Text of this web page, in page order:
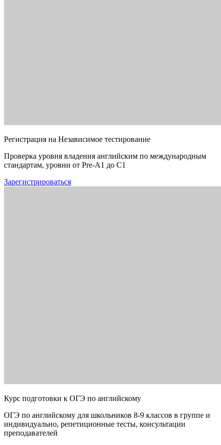
Регистрация на Независимое тестирование
Проверка уровня владения английским по международным
стандартам, уровни от Pre-A1 до C1
Зарегистрироваться
Курс подготовки к ОГЭ по английскому
ОГЭ по английскому для школьников 8-9 классов в группе и
индивидуально, репетиционные тесты, консультации
преподавателей